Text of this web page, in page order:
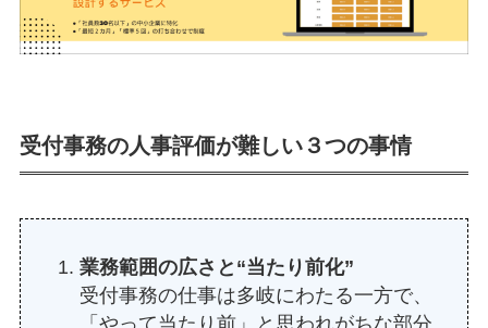
受付事務の人事評価が難しい３つの事情
業務範囲の広さと“当たり前化”
受付事務の仕事は多岐にわたる一方で、
「やって当たり前」と思われがちな部分